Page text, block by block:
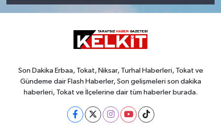
Son Dakika Erbaa, Tokat, Niksar, Turhal Haberleri, Tokat ve
Gündeme dair Flash Haberler, Son gelişmeleri son dakika
haberleri, Tokat ve İlçelerine dair tüm haberler burada.